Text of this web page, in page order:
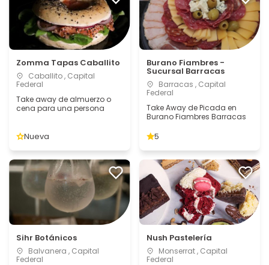
Zomma Tapas Caballito
Caballito , Capital
Federal
Take away de almuerzo o
cena para una persona
Nueva
Burano Fiambres -
Sucursal Barracas
Barracas , Capital
Federal
Take Away de Picada en
Burano Fiambres Barracas
5
Sihr Botánicos
Balvanera , Capital
Federal
Nush Pastelería
Monserrat , Capital
Federal